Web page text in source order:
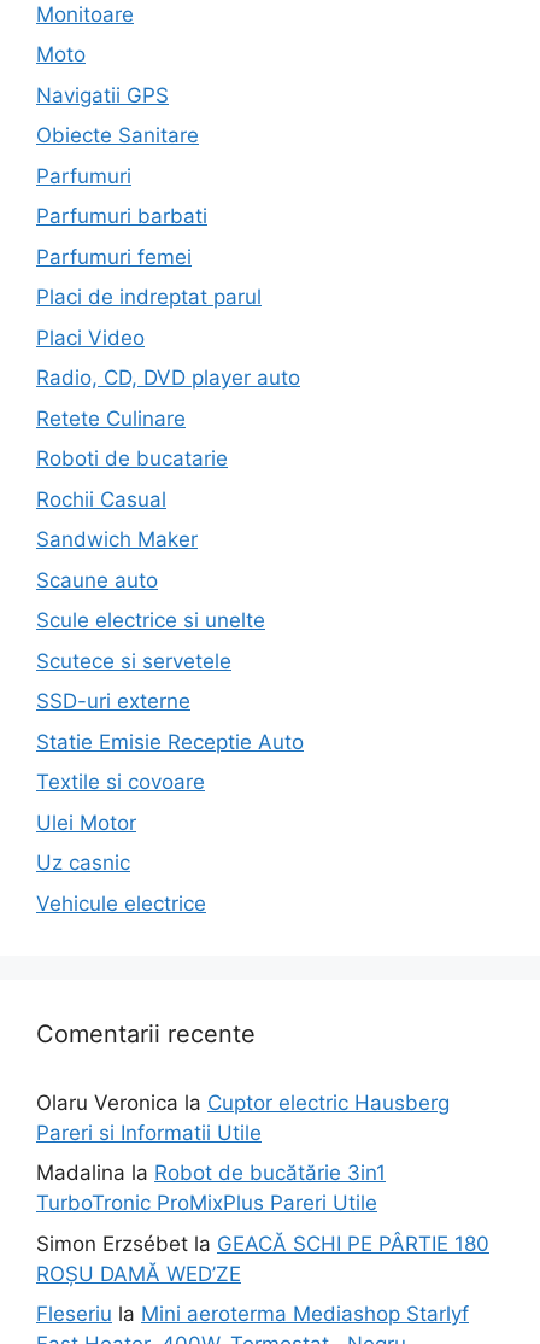
Monitoare
Moto
Navigatii GPS
Obiecte Sanitare
Parfumuri
Parfumuri barbati
Parfumuri femei
Placi de indreptat parul
Placi Video
Radio, CD, DVD player auto
Retete Culinare
Roboti de bucatarie
Rochii Casual
Sandwich Maker
Scaune auto
Scule electrice si unelte
Scutece si servetele
SSD-uri externe
Statie Emisie Receptie Auto
Textile si covoare
Ulei Motor
Uz casnic
Vehicule electrice
Comentarii recente
Olaru Veronica la Cuptor electric Hausberg
Pareri si Informatii Utile
Madalina la Robot de bucătărie 3in1
TurboTronic ProMixPlus Pareri Utile
Simon Erzsébet la GEACĂ SCHI PE PÂRTIE 180
ROȘU DAMĂ WED’ZE
Fleseriu la Mini aeroterma Mediashop Starlyf